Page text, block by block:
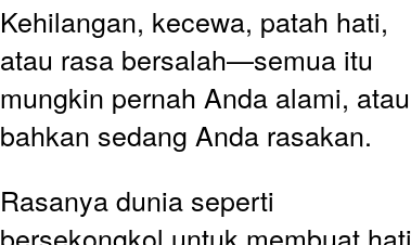
Kehilangan, kecewa, patah hati,
atau rasa bersalah—semua itu
mungkin pernah Anda alami, atau
bahkan sedang Anda rasakan.
Rasanya dunia seperti